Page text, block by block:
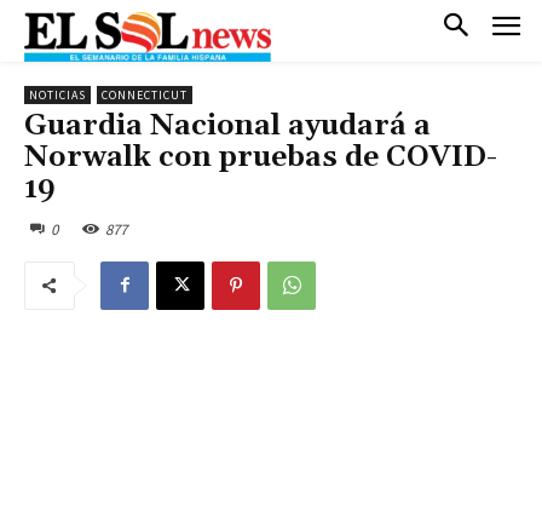
NOTICIAS CONNECTICUT
Guardia Nacional ayudará a
Norwalk con pruebas de COVID-
19
0 877